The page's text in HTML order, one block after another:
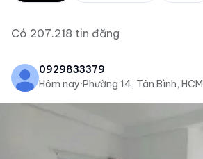
Có 207.218 tin đăng
0929833379
Hôm nay·Phường 14, Tân Bình, HCM